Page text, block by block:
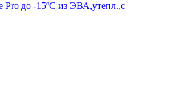
Pro до -15ºС из ЭВА,утепл.,с